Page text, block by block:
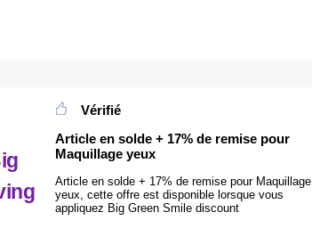
Vérifié
Article en solde + 17% de remise pour
Maquillage yeux
Article en solde + 17% de remise pour Maquillage
yeux, cette offre est disponible lorsque vous
appliquez Big Green Smile discount